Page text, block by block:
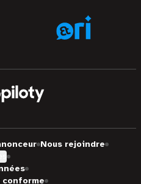
Nous rejoindre